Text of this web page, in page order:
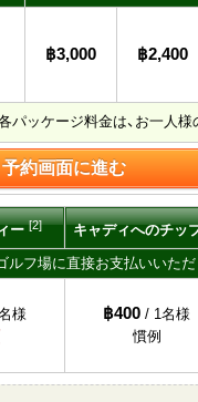
฿3,000 ฿2,400
パッケージ料金は、お一人様
予約画面に進む
ー[2]
キャディへのチッ
ルフ場に直接お支払いいた
様 ฿400 / 1名様
慣例